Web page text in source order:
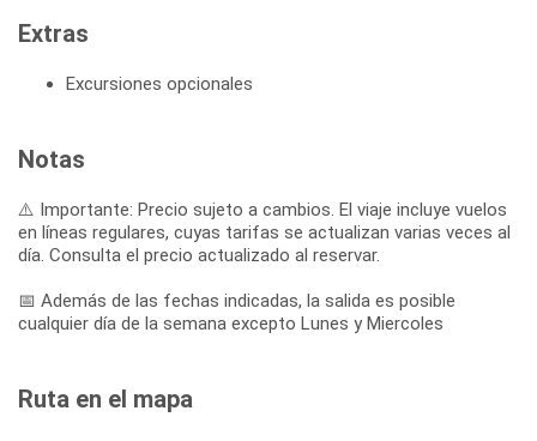
Extras
Excursiones opcionales
Notas
⚠️ Importante: Precio sujeto a cambios. El viaje incluye vuelos
en líneas regulares, cuyas tarifas se actualizan varias veces al
día. Consulta el precio actualizado al reservar.
📅 Además de las fechas indicadas, la salida es posible
cualquier día de la semana excepto Lunes y Miercoles
Ruta en el mapa